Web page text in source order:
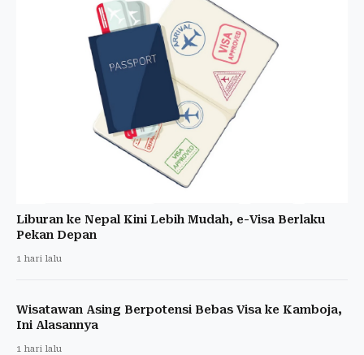
Liburan ke Nepal Kini Lebih Mudah, e-Visa Berlaku
Pekan Depan
1 hari lalu
Wisatawan Asing Berpotensi Bebas Visa ke Kamboja,
Ini Alasannya
1 hari lalu